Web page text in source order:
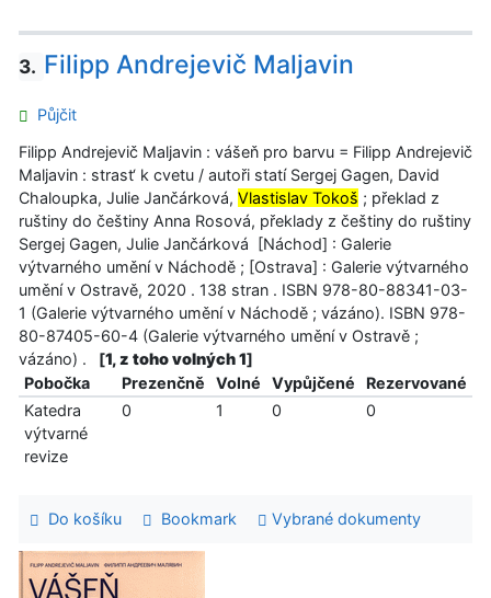
3. Filipp Andrejevič Maljavin
Půjčit
Filipp Andrejevič Maljavin : vášeň pro barvu = Filipp Andrejevič
Maljavin : strast‘ k cvetu / autoři statí Sergej Gagen, David
Chaloupka, Julie Jančárková, Vlastislav Tokoš ; překlad z
ruštiny do češtiny Anna Rosová, překlady z češtiny do ruštiny
Sergej Gagen, Julie Jančárková [Náchod] : Galerie
výtvarného umění v Náchodě ; [Ostrava] : Galerie výtvarného
umění v Ostravě, 2020 . 138 stran . ISBN 978-80-88341-03-
1 (Galerie výtvarného umění v Náchodě ; vázáno). ISBN 978-
80-87405-60-4 (Galerie výtvarného umění v Ostravě ;
vázáno) .
[1, z toho volných 1]
Pobočka
Prezenčně Volné Vypůjčené
Rezervované
Katedra
výtvarné
revize
0 1 0 0
Do košíku Bookmark Vybrané dokumenty